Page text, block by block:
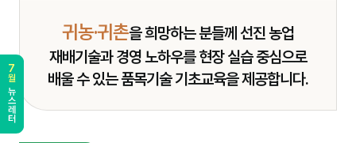
귀농·귀촌을 희망하는 분들께 선진 농업
재배기술과 경영 노하우를현장 실습 중심으로
배울 수 있는 품목기술 기초교육을 제공합니다.